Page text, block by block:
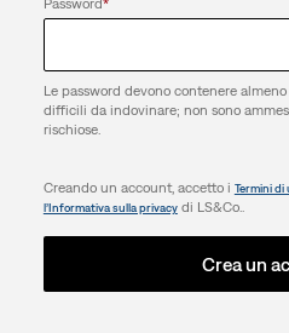
Password*
Le password devono contenere
difficili da indovinare; non sono
rischiose.
Creando un account, accetto i Termini di
l’Informativa sulla privacydi LS&Co..
Crea un